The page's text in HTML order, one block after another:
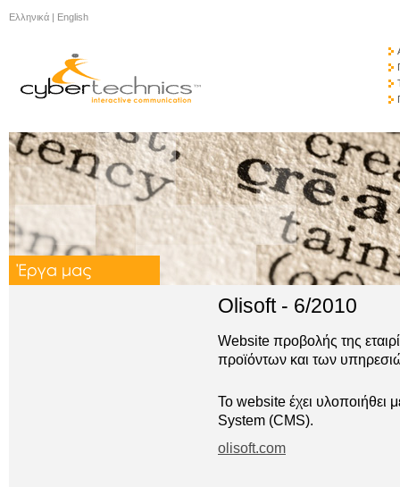
Ελληνικά | English
Olisoft - 6/2010
Website προβολής της
προϊόντων και των
To website έχει υλοποιήθει
System (CMS).
olisoft.com